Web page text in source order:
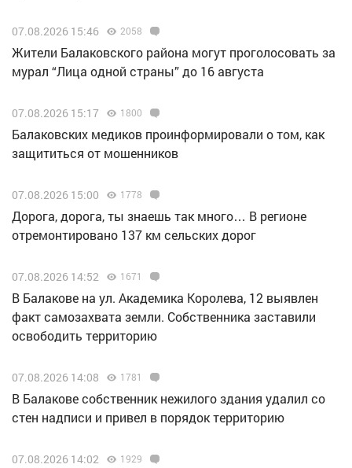
07.08.2026 15:46 2058
Жители Балаковского района могут проголосовать за
мурал “Лица одной страны” до 16 августа
07.08.2026 15:17 1800
Балаковских медиков проинформировали о том, как
защититься от мошенников
07.08.2026 15:00 1778
Дорога, дорога, ты знаешь так много… В регионе
отремонтировано 137 км сельских дорог
07.08.2026 14:52 1671
В Балакове на ул. Академика Королева, 12 выявлен
факт самозахвата земли. Собственника заставили
освободить территорию
07.08.2026 14:08 1781
В Балакове собственник нежилого здания удалил со
стен надписи и привел в порядок территорию
07.08.2026 14:02 1929